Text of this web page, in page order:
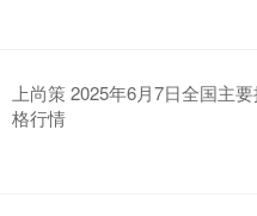
上尚策 2025年6月7日全国主
格行情